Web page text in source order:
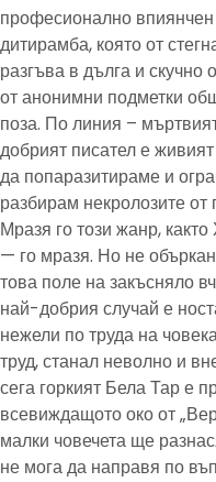
професионално
дитирамба, която от
разгъва в дълга и
от анонимни подметки
поза. По линия –
добрият писател е
да попаразитираме и
разбирам некролозите
Мразя го този жанр,
— го мразя. Но не
това поле на закъсняло
най-добрия случай е
нежели по труда на
труд, станал неволно и
сега горкият Бела Тар е
всевиждащото око от
малки човечета ще
не мога да направя по